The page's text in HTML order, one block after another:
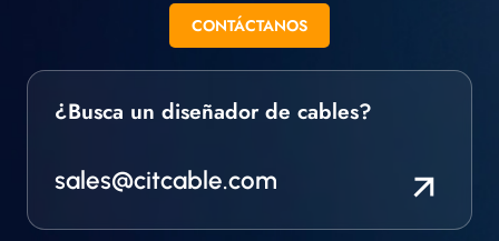
CONTÁCTANOS
¿Busca un diseñador de cables?
sales@citcable.com